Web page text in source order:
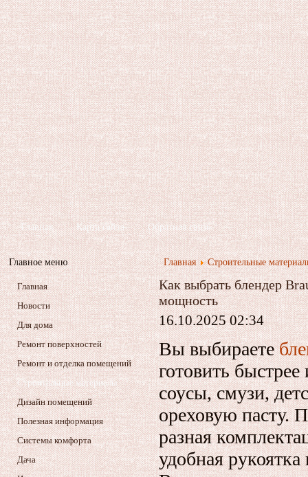
Главная Карта сайта Обратная связь
Главное меню
Главная
Новости
Для дома
Ремонт поверхностей
Ремонт и отделка помещений
Строительные материалы
Дизайн помещений
Полезная информация
Системы комфорта
Дача
Главная Строительные
Как выбрать блендер
мощность
16.10.2025 02:34
Вы выбираете
готовить
соусы, смузи,
ореховую пасту.
разная
удобная